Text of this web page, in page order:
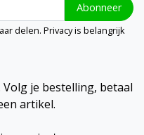
Abonneer
delen. Privacy is belangrijk
Volg je bestelling, betaal
artikel.